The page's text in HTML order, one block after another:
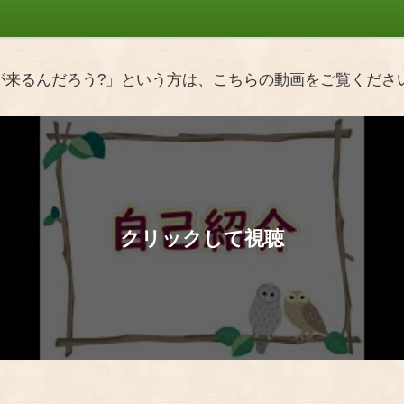
るんだろう?」という方は、こちらの動画をご覧くだ